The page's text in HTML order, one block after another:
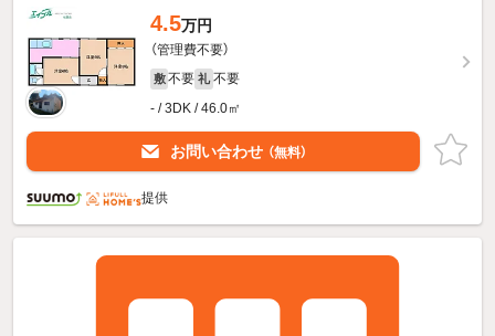
4.5万円
（管理費不要）
敷 不要 礼 不要
- / 3DK / 46.0㎡
お問い合わせ （無料）
提供